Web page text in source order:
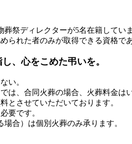
祭ディレクターが5名在籍していま
られた者のみが取得できる資格で
い。
は、合同火葬の場合、火葬料金は
とさせていただいております。
要です。
合）は個別火葬のみ承ります。